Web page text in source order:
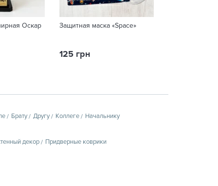
Оскар
Защитная маска «Space»
125 грн
Брату Другу Коллеге Начальнику
декор Придверные коврики